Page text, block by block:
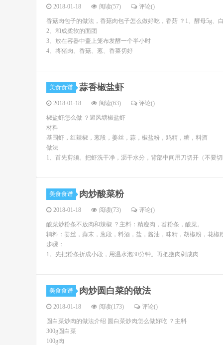
2018-01-18 阅读(57) 评论()
香菇肉包子的做法，香菇肉包子怎么做好吃，香菇 ？1、酵母5g、
2、和成柔软的面团
3、放在容器中盖上笼布发酵一个半小时
4、将猪肉、香菇、葱、香菜切好
美食食谱 蒜香椒盐虾
2018-01-18 阅读(63) 评论()
椒盐虾怎么做 ？避风塘椒盐虾
材料
基围虾，红辣椒，葱段，姜丝，蒜，椒盐粉，鸡精，糖，料酒
做法
1、首先剪须。把虾洗干净，沥干水分，背部中间用刀切开（不要
美食食谱 肉炒酸菜粉
2018-01-18 阅读(73) 评论()
酸菜炒粉条不放肉和辣椒 ？主料：精瘦肉，苕粉条，酸菜。
辅料：姜丝，蒜末，葱段，料酒，盐，酱油，味精，胡椒粉，花椒
步骤：
1。先把粉条折成小段，用温水泡30分钟。再把瘦肉剁成肉
美食食谱 肉炒圆白菜的做法
2018-01-18 阅读(173) 评论()
圆白菜炒肉的做法介绍 圆白菜炒肉怎么做好吃 ？主料
300g圆白菜
100g肉